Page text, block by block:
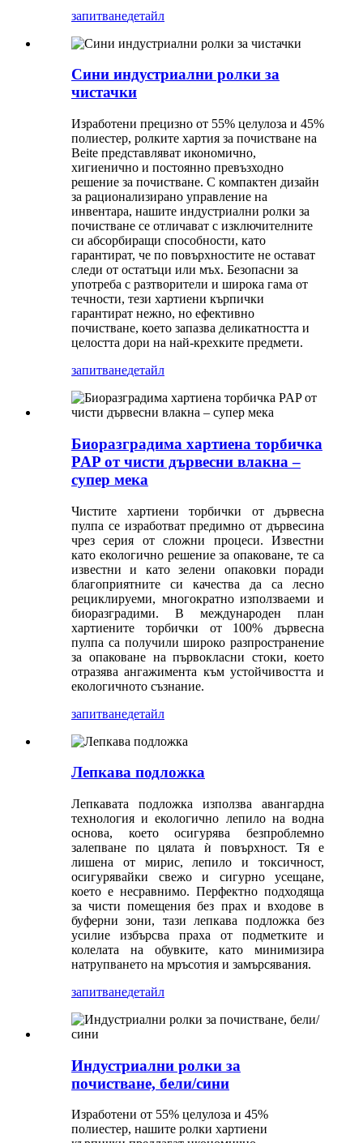
запитванедетайл
Сини индустриални ролки за
чистачки
Изработени прецизно от 55% целулоза и 45%
полиестер, ролките хартия за почистване на
Beite представляват икономично,
хигиенично и постоянно превъзходно
решение за почистване. С компактен дизайн
за рационализирано управление на
инвентара, нашите индустриални ролки за
почистване се отличават с изключителните
си абсорбиращи способности, като
гарантират, че по повърхностите не остават
следи от остатъци или мъх. Безопасни за
употреба с разтворители и широка гама от
течности, тези хартиени кърпички
гарантират нежно, но ефективно
почистване, което запазва деликатността и
целостта дори на най-крехките предмети.
запитванедетайл
Биоразградима хартиена торбичка
PAP от чисти дървесни влакна –
супер мека
Чистите хартиени торбички от дървесна
пулпа се изработват предимно от дървесина
чрез серия от сложни процеси. Известни
като екологично решение за опаковане, те са
известни и като зелени опаковки поради
благоприятните си качества да са лесно
рециклируеми, многократно използваеми и
биоразградими. В международен план
хартиените торбички от 100% дървесна
пулпа са получили широко разпространение
за опаковане на първокласни стоки, което
отразява ангажимента към устойчивостта и
екологичното съзнание.
запитванедетайл
Лепкава подложка
Лепкавата подложка използва авангардна
технология и екологично лепило на водна
основа, което осигурява безпроблемно
залепване по цялата ѝ повърхност. Тя е
лишена от мирис, лепило и токсичност,
осигурявайки свежо и сигурно усещане,
което е несравнимо. Перфектно подходяща
за чисти помещения без прах и входове в
буферни зони, тази лепкава подложка без
усилие избърсва праха от подметките и
колелата на обувките, като минимизира
натрупването на мръсотия и замърсявания.
запитванедетайл
Индустриални ролки за
почистване, бели/сини
Изработени от 55% целулоза и 45%
полиестер, нашите ролки хартиени